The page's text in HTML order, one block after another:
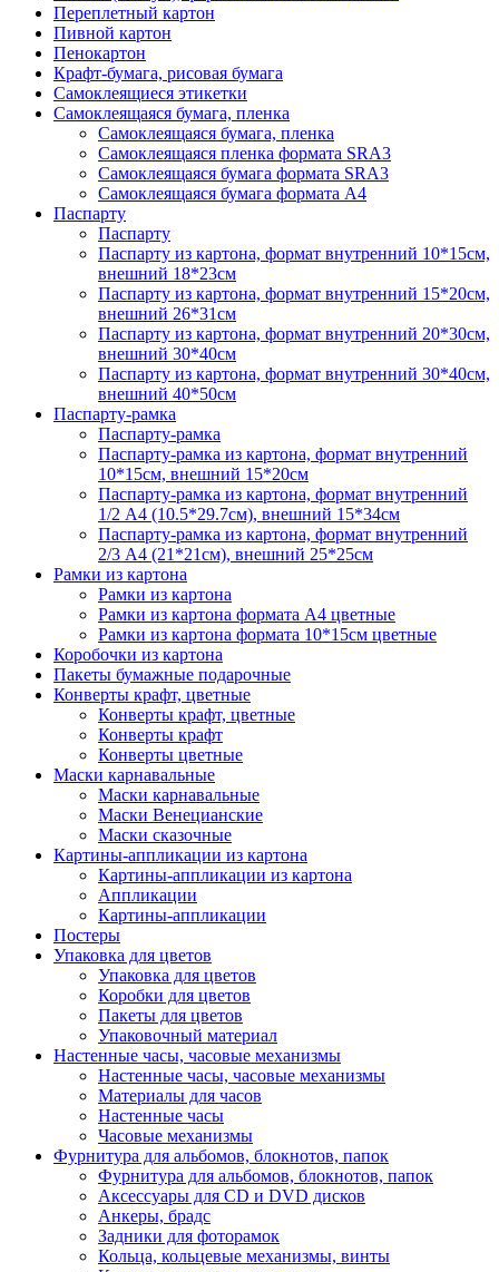
Переплетный картон
Пивной картон
Пенокартон
Крафт-бумага, рисовая бумага
Самоклеящиеся этикетки
Самоклеящаяся бумага, пленка
Самоклеящаяся бумага, пленка
Самоклеящаяся пленка формата SRА3
Самоклеящаяся бумага формата SRА3
Самоклеящаяся бумага формата А4
Паспарту
Паспарту
Паспарту из картона, формат внутренний 10*15см,
внешний 18*23см
Паспарту из картона, формат внутренний 15*20см,
внешний 26*31см
Паспарту из картона, формат внутренний 20*30см,
внешний 30*40см
Паспарту из картона, формат внутренний 30*40см,
внешний 40*50см
Паспарту-рамка
Паспарту-рамка
Паспарту-рамка из картона, формат внутренний
10*15см, внешний 15*20см
Паспарту-рамка из картона, формат внутренний
1/2 А4 (10.5*29.7см), внешний 15*34см
Паспарту-рамка из картона, формат внутренний
2/3 А4 (21*21см), внешний 25*25см
Рамки из картона
Рамки из картона
Рамки из картона формата А4 цветные
Рамки из картона формата 10*15см цветные
Коробочки из картона
Пакеты бумажные подарочные
Конверты крафт, цветные
Конверты крафт, цветные
Конверты крафт
Конверты цветные
Маски карнавальные
Маски карнавальные
Маски Венецианские
Маски сказочные
Картины-аппликации из картона
Картины-аппликации из картона
Аппликации
Картины-аппликации
Постеры
Упаковка для цветов
Упаковка для цветов
Коробки для цветов
Пакеты для цветов
Упаковочный материал
Настенные часы, часовые механизмы
Настенные часы, часовые механизмы
Материалы для часов
Настенные часы
Часовые механизмы
Фурнитура для альбомов, блокнотов, папок
Фурнитура для альбомов, блокнотов, папок
Аксессуары для CD и DVD дисков
Анкеры, брадс
Задники для фоторамок
Кольца, кольцевые механизмы, винты